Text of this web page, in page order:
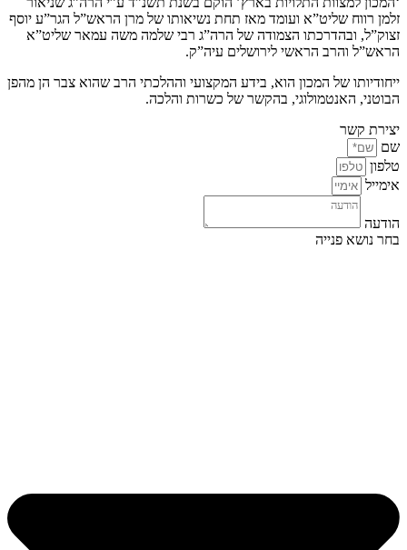
זלמן רווח שליט”א ועומד מאז תחת נשיאותו של מרן הראש”ל הגר”ע יוסף
זצוק”ל, ובהדרכתו הצמודה של הרה”ג רבי שלמה משה עמאר שליט”א
הראש”ל והרב הראשי לירושלים עיה”ק.
ייחודיותו של המכון הוא, בידע המקצועי וההלכתי הרב שהוא צבר הן מהפן
הבוטני, האנטמולוגי, בהקשר של כשרות והלכה.
יצירת קשר
שם
טלפון
אימייל
הודעה
בחר נושא פנייה